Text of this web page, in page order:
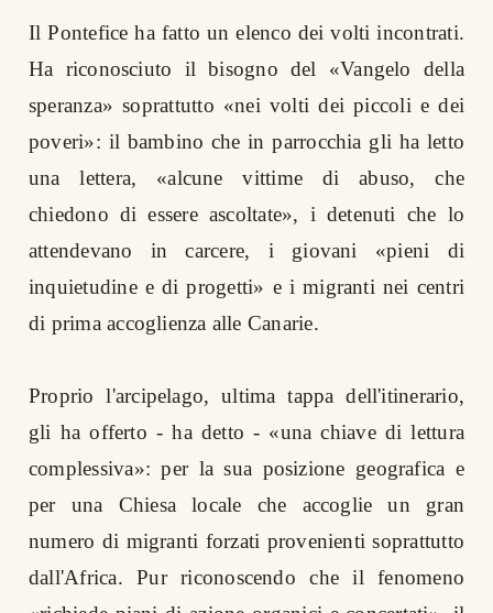
Il Pontefice ha fatto un elenco dei volti incontrati.
Ha riconosciuto il bisogno del «Vangelo della
speranza» soprattutto «nei volti dei piccoli e dei
poveri»: il bambino che in parrocchia gli ha letto
una lettera, «alcune vittime di abuso, che
chiedono di essere ascoltate», i detenuti che lo
attendevano in carcere, i giovani «pieni di
inquietudine e di progetti» e i migranti nei centri
di prima accoglienza alle Canarie.
Proprio l'arcipelago, ultima tappa dell'itinerario,
gli ha offerto - ha detto - «una chiave di lettura
complessiva»: per la sua posizione geografica e
per una Chiesa locale che accoglie un gran
numero di migranti forzati provenienti soprattutto
dall'Africa. Pur riconoscendo che il fenomeno